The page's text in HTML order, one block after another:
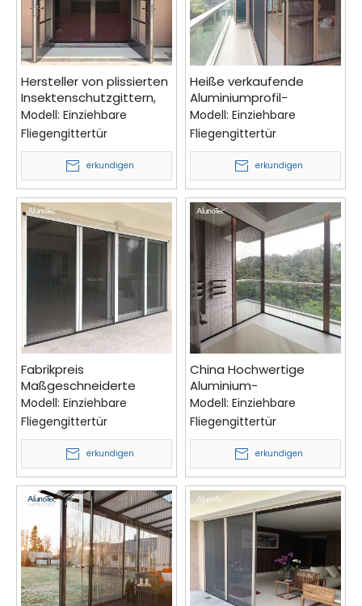
Hersteller von plissierten
Insektenschutzgittern,
barrierefrei, einziehbare
Fliegengittertür für
Balkon
Modell: Einziehbare
Fliegengittertür
erkundigen
Heiße verkaufende
Aluminiumprofil-
Faltjalousien, spurlose,
verschiebbare
Windschutzstange,
plissierte Fliegengittertür
Modell: Einziehbare
Fliegengittertür
erkundigen
Fabrikpreis
Maßgeschneiderte
faltbare, spurlose,
verschiebbare
Aluminium-Fensterläden
für den Pavillon
Modell: Einziehbare
Fliegengittertür
erkundigen
China Hochwertige
Aluminium-
Fensterrahmen,
Moskitonetz-Schiebetür
für den Pavillon
Modell: Einziehbare
Fliegengittertür
erkundigen